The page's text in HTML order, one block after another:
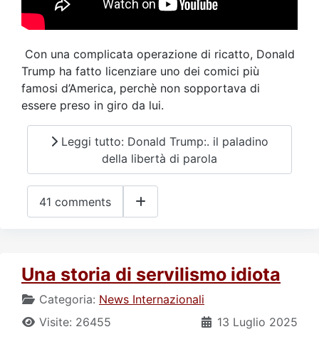
Con una complicata operazione di ricatto, Donald
Trump ha fatto licenziare uno dei comici più
famosi d’America, perchè non sopportava di
essere preso in giro da lui.
Leggi tutto: Donald Trump:. il paladino
della libertà di parola
41 comments
Una storia di servilismo idiota
Categoria: News Internazionali
13 Luglio 2025
Visite: 26455